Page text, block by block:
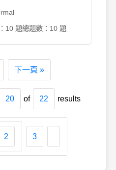
10 題總題數：10 題
下一頁 »
20 of 22 results
2 3